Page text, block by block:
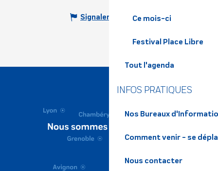
Ce mois-ci
Festival Place Libre
Tout l'agenda
INFOS PRATIQUES
Nos Bureaux
Comment venir - se
Nous contacter
Signaler une erreur